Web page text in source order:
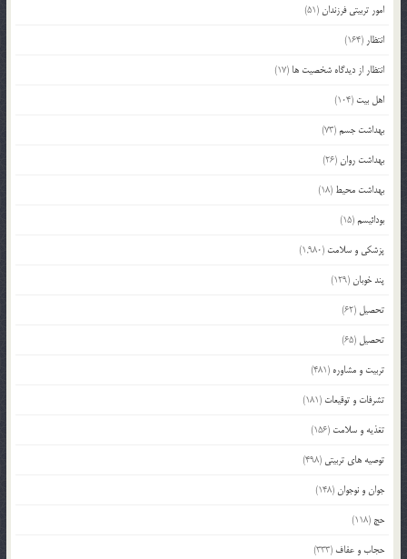
امور تربیتی فرزندان(51)
انتظار (164)
انتظار از دیدگاه شخصیت ها (17)
اهل بیت (104)
بهداشت جسم(73)
بهداشت روان(26)
بهداشت محیط (18)
بودائیسم(15)
پزشکی و سلامت (1,980)
پند خوبان(129)
تحصیل (62)
تحصیل (65)
تربیت و مشاوره (481)
تشرفات و توقیعات (181)
تغذیه و سلامت (156)
توصیه های تربیتی (498)
جوان و نوجوان(148)
حج (118)
حجاب و عفاف (333)